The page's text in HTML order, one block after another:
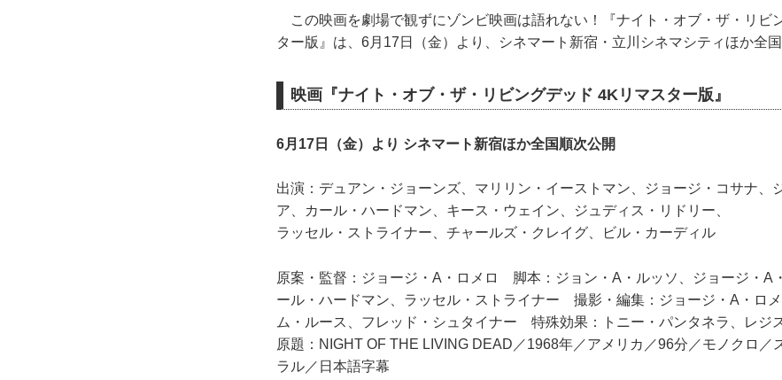
この映画を劇場で観ずにゾンビ映画は語れない！『ナイト・オブ・ザ・リビ
ター版』は、6月17日（金）より、シネマート新宿・立川シネマシティほか全国
映画『ナイト・オブ・ザ・リビングデッド 4Kリマスター版』
6月17日（金）より シネマート新宿ほか全国順次公開
出演：デュアン・ジョーンズ、マリリン・イーストマン、ジョージ・コサナ、
ア、カール・ハードマン、キース・ウェイン、ジュディス・リドリー、
ラッセル・ストライナー、チャールズ・クレイグ、ビル・カーディル
原案・監督：ジョージ・A・ロメロ 脚本：ジョン・A・ルッソ、ジョージ・
ール・ハードマン、ラッセル・ストライナー 撮影・編集：ジョージ・A・ロ
ム・ルース、フレッド・シュタイナー 特殊効果：トニー・パンタネラ、レジ
原題：NIGHT OF THE LIVING DEAD／1968年／アメリカ／96分／モノクロ／
ラル／日本語字幕